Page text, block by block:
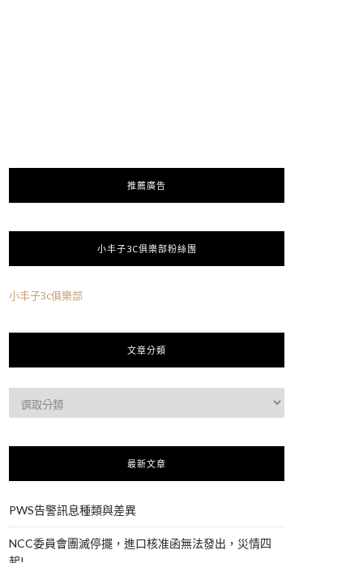
推薦廣告
小丰子3C俱樂部粉絲團
小丰子3c俱樂部
文章分類
最新文章
PWS告警訊息種類與差異
NCC委員會團滅停擺，進口核准函無法發出，災情四